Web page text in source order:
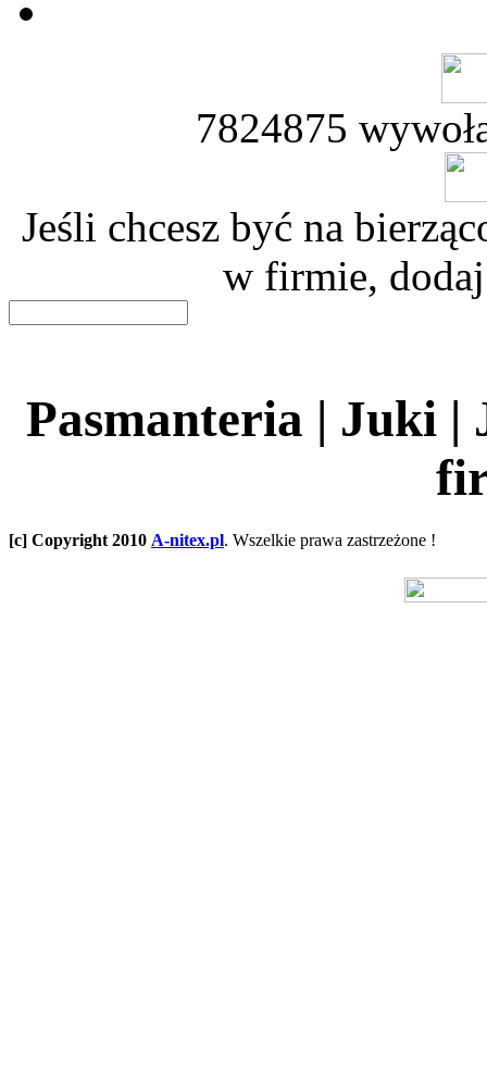
7824875
Jeśli chcesz być na
w firmie,
Pasmanteria | Juki |
[c] Copyright 2010 A-nitex.pl. Wszelkie prawa zastrzeżone !